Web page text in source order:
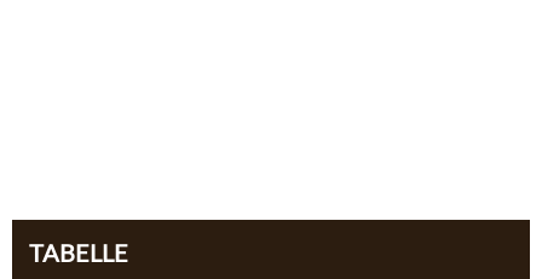
TABELLE